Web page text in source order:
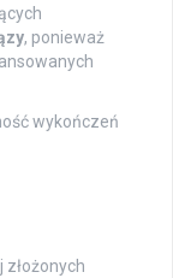
, ponieważ
wykończeń